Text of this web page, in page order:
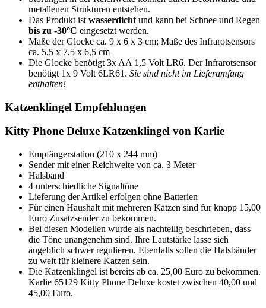
metallenen Strukturen entstehen.
Das Produkt ist wasserdicht und kann bei Schnee und Regen
bis zu -30°C eingesetzt werden.
Maße der Glocke ca. 9 x 6 x 3 cm; Maße des Infrarotsensors
ca. 5,5 x 7,5 x 6,5 cm
Die Glocke benötigt 3x AA 1,5 Volt LR6. Der Infrarotsensor
benötigt 1x 9 Volt 6LR61. Sie sind nicht im Lieferumfang
enthalten!
Katzenklingel Empfehlungen
Kitty Phone Deluxe Katzenklingel von Karlie
Empfängerstation (210 x 244 mm)
Sender mit einer Reichweite von ca. 3 Meter
Halsband
4 unterschiedliche Signaltöne
Lieferung der Artikel erfolgen ohne Batterien
Für einen Haushalt mit mehreren Katzen sind für knapp 15,00
Euro Zusatzsender zu bekommen.
Bei diesen Modellen wurde als nachteilig beschrieben, dass
die Töne unangenehm sind. Ihre Lautstärke lasse sich
angeblich schwer regulieren. Ebenfalls sollen die Halsbänder
zu weit für kleinere Katzen sein.
Die Katzenklingel ist bereits ab ca. 25,00 Euro zu bekommen.
Karlie 65129 Kitty Phone Deluxe kostet zwischen 40,00 und
45,00 Euro.